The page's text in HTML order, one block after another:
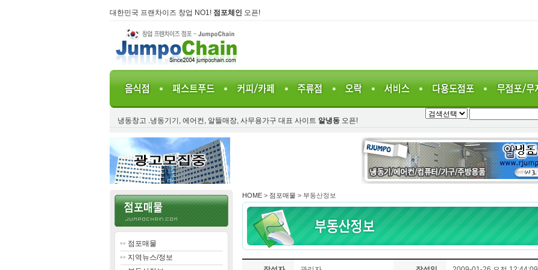
대한민국 프랜차이즈 창업 NO1! 점포체인 오픈!
냉동창고 .냉동기기, 에어컨, 알뜰매장, 사무용가구 대표 사이트 알냉동 오픈!
점포매물
지역뉴스/정보
HOME > 점포매물 > 부동산정보